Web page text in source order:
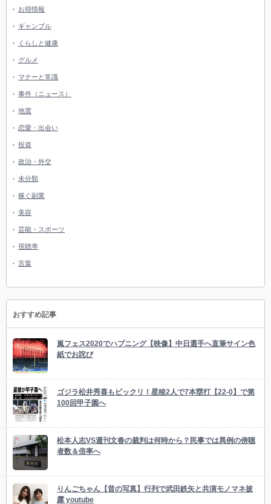
お得情報
ギャンブル
くらしと健康
グルメ
マナーと常識
事件（ニュース）
地震
恋愛・出会い
投資
政治・外交
未分類
稼ぐ副業
美容
芸能・スポーツ
視聴率
言葉
おすすめ記事
嵐フェス2020でハプニング【映像】中日選手へ直筆サイン色
紙でお詫び
ゴジラ松井秀喜もビックリ！星稜2人で7本塁打【22-0】で第
100回甲子園へ
松本人志VS週刊文春の裁判は何時から？民事では異例の傍聴
者数＆倍率へ
りんごちゃん【昔の写真】行列で武田鉄矢と共演モノマネ披
露 youtube